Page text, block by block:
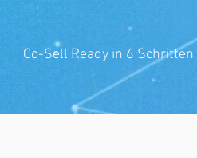
Co-Sell Ready in 6 Schritten